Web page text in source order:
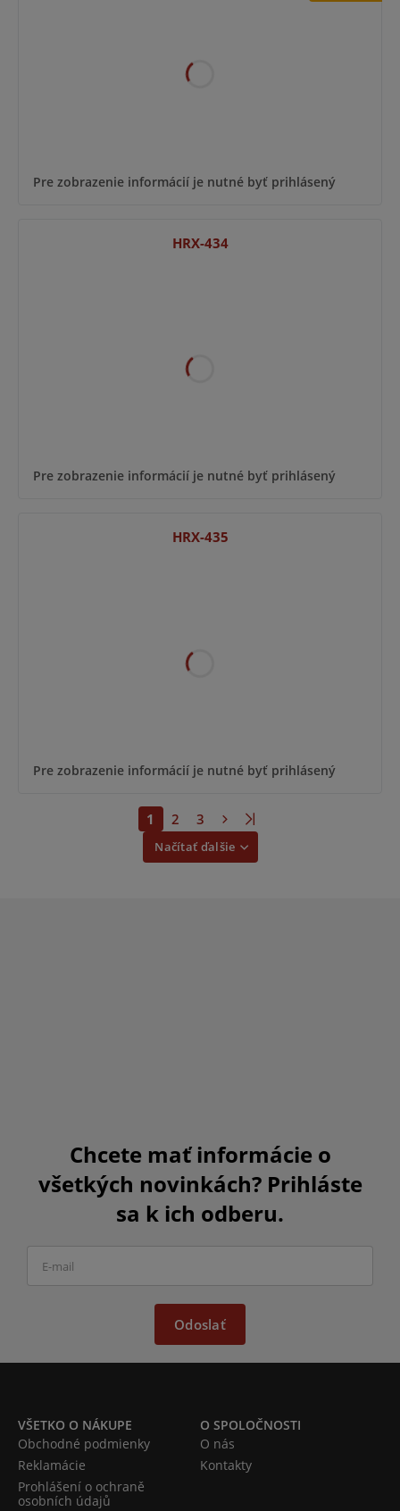
Pre zobrazenie informácií je nutné byť prihlásený
HRX-434
Pre zobrazenie informácií je nutné byť prihlásený
HRX-435
Pre zobrazenie informácií je nutné byť prihlásený
Načítať ďalšie
1 2 3
Chcete mať informácie o
všetkých novinkách? Prihláste
sa k ich odberu.
Odoslať
VŠETKO O NÁKUPE
Obchodné podmienky
Reklamácie
Prohlášení o ochraně
osobních údajů
O SPOLOČNOSTI
O nás
Kontakty